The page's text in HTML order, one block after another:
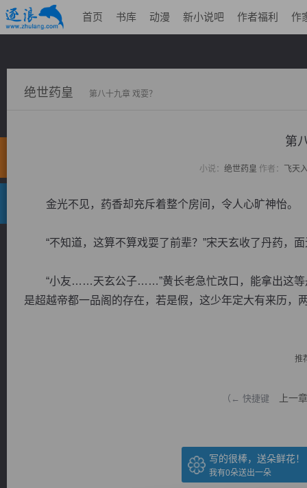
首页 书库 动漫 新小说吧 作者福利 作
绝世药皇 第八十九章 戏耍？
第
小说： 绝世药皇 作者： 飞天
金光不见，药香却充斥着整个房间，令人心旷神怡。
“不知道，这算不算戏耍了前辈？”宋天玄收了丹药，面
“小友……天玄公子……”黄长老急忙改口，能拿出这等
是超越帝都一品阁的存在，若是假，这少年定大有来历，
推
（← 快捷键 上一章
写的很棒，送朵鲜花！
我有0朵送出一朵